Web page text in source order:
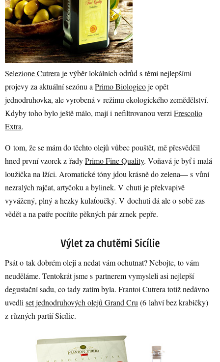
Selezione Cutrera je výběr lokálních odrůd s těmi nejlepšími
projevy za aktuální sezónu a Primo Biologicoje opět
jednodruhovka, ale vyrobená v režimu ekologického zemědělství.
Kdyby toho bylo ještě málo, mají i nefiltrovanou verzi Frescolio
Extra.
O tom, že se mám do těchto olejů vůbec pouštět, mě přesvědčil
hned první vzorek z řadyPrimo Fine Quality. Voňavá je byť i malá
loužička na lžíci. Aromatické tóny jdou krásně do zelena— s vůní
nezralých rajčat, artyčoku a bylinek. V chuti je překvapivě
vyvážený, plný a hezky kulaťoučký. V dochuti dá ale o sobě zas
vědět a na patře pocítíte pěkných pár zrnek pepře.
Psát o tak dobrém oleji a nedat vám ochutnat? Nebojte, to vám
neuděláme. Tentokrát jsme s partnerem vymysleli asi nejlepší
degustační sadu, co tady zatím byla. Frantoi Cutrera totiž nedávno
uvedli set jednodruhových olejů Grand Cru (6 lahví bez krabičky)
z různých partií Sicílie.